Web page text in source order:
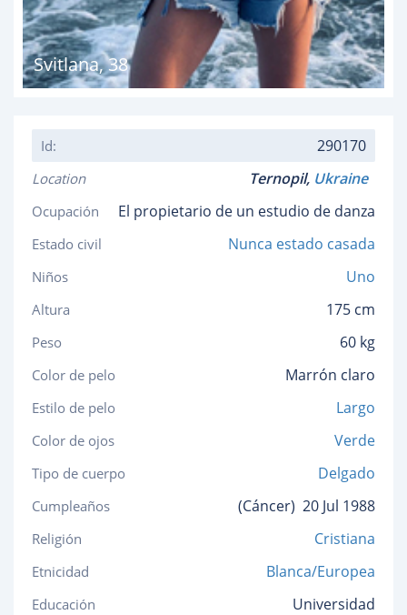
Svitlana,38
Id: 290170
Location Ternopil, Ukraine
Ocupación El propietario de un estudio de danza
Estado civil Nunca estado casada
Niños Uno
Altura 175 cm
Peso 60 kg
Color de pelo Marrón claro
Estilo de pelo Largo
Color de ojos Verde
Tipo de cuerpo Delgado
Cumpleaños (Cáncer) 20 Jul 1988
Religión Cristiana
Etnicidad Blanca/Europea
Educación Universidad